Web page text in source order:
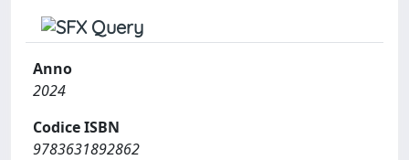
Anno
2024
Codice ISBN
9783631892862